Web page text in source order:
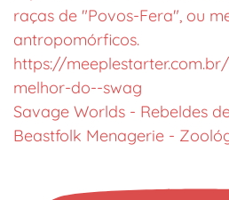
Savage Worlds - Rebeldes
Beastfolk Menagerie -